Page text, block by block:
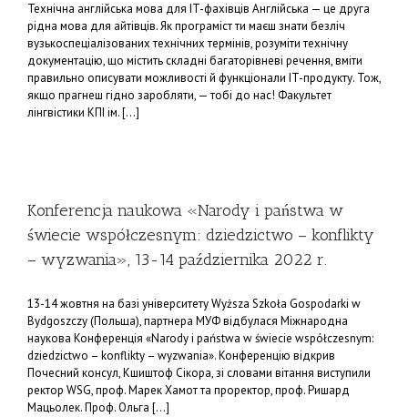
Технічна англійська мова для IT-фахівців Англійська — це друга
рідна мова для айтівців. Як програміст ти маєш знати безліч
вузькоспеціалізованих технічних термінів, розуміти технічну
документацію, що містить складні багаторівневі речення, вміти
правильно описувати можливості й функціонали ІT-продукту. Тож,
якщо прагнеш гідно заробляти, — тобі до нас! Факультет
лінгвістики КПІ ім. [...]
Konferencja naukowa «Narody i państwa w
świecie współczesnym: dziedzictwo – konflikty
– wyzwania», 13-14 października 2022 r.
13-14 жовтня на базі університету Wyższa Szkoła Gospodarki w
Bydgoszczy (Польща), партнера МУФ відбулася Міжнародна
наукова Конференція «Narody i państwa w świecie współczesnym:
dziedzictwo – konflikty – wyzwania». Конференцію відкрив
Почесний консул, Кшиштоф Сікора, зі словами вітання виступили
ректор WSG, проф. Марек Хамот та проректор, проф. Ришард
Мацьолек. Проф. Ольга [...]